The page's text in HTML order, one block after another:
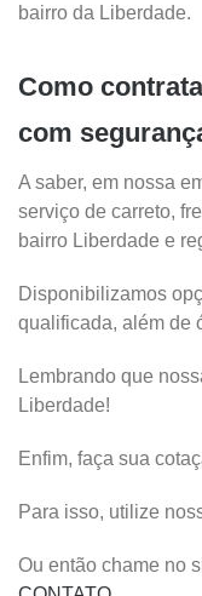
bairro da Liberdade.
Como
com
A saber, em nossa
serviço de carreto,
bairro Liberdade e
Disponibilizamos
qualificada, além de
Lembrando que
Liberdade!
Enfim, faça sua
Para isso, utilize
Ou então chame no